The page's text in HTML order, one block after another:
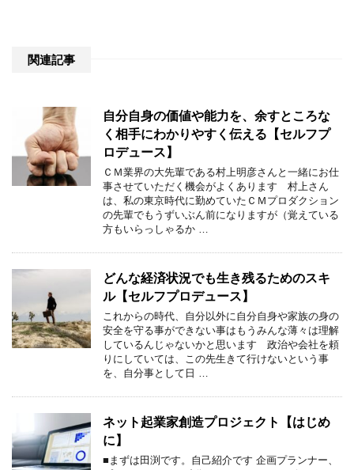
関連記事
自分自身の価値や能力を、余すところな
く相手にわかりやすく伝える【セルフプ
ロデュース】
ＣＭ業界の大先輩である村上明彦さんと一緒にお仕
事させていただく機会がよくあります 村上さん
は、私の東京時代に勤めていたＣＭプロダクション
の先輩でもうずいぶん前になりますが（覚えている
方もいらっしゃるか …
どんな経済状況でも生き残るためのスキ
ル【セルフプロデュース】
これからの時代、自分以外に自分自身や家族の身の
安全を守る事ができない事はもうみんな薄々は理解
しているんじゃないかと思います 政治や会社を頼
りにしていては、この先生きて行けないという事
を、自分事として日 …
ネット起業家創造プロジェクト【はじめ
に】
■まずは田渕です。自己紹介です 企画プランナー、